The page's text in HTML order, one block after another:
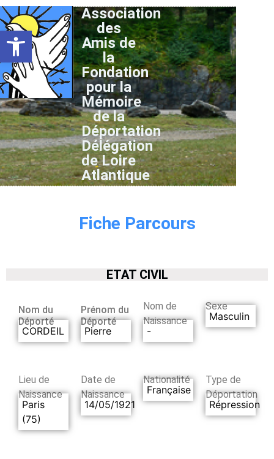
Ouvrir la barre d’outils
Association
des
Amis de
la
Fondation
pour la
Mémoire
de la
Déportation
Délégation
de Loire
Atlantique
Fiche Parcours
ETAT CIVIL
Nom du
Déporté
CORDEIL
Prénom du
Déporté
Pierre
Nom de
Naissance
-
Sexe
Masculin
Lieu de
Naissance
Paris
(75)
Date de
Naissance
14/05/1921
Nationalité
Française
Type de
Déportation
Répression